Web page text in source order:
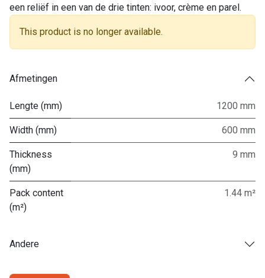
een reliëf in een van de drie tinten: ivoor, crème en parel.
This product is no longer available.
Afmetingen
Lengte (mm) 1200 mm
Width (mm) 600 mm
Thickness
(mm)
9 mm
Pack content
(m²)
1.44 m²
Andere